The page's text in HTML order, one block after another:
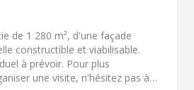
de 1 280 m², d'une façade
constructible et viabilisable.
à prévoir. Pour plus
une visite, n'hésitez pas à